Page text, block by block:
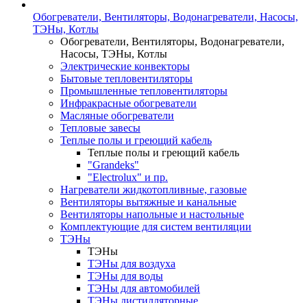
Обогреватели, Вентиляторы, Водонагреватели, Насосы,
ТЭНы, Котлы
Обогреватели, Вентиляторы, Водонагреватели,
Насосы, ТЭНы, Котлы
Электрические конвекторы
Бытовые тепловентиляторы
Промышленные тепловентиляторы
Инфракрасные обогреватели
Масляные обогреватели
Тепловые завесы
Теплые полы и греющий кабель
Теплые полы и греющий кабель
"Grandeks"
"Electrolux" и пр.
Нагреватели жидкотопливные, газовые
Вентиляторы вытяжные и канальные
Вентиляторы напольные и настольные
Комплектующие для систем вентиляции
ТЭНы
ТЭНы
ТЭНы для воздуха
ТЭНы для воды
ТЭНы для автомобилей
ТЭНы дистилляторные,